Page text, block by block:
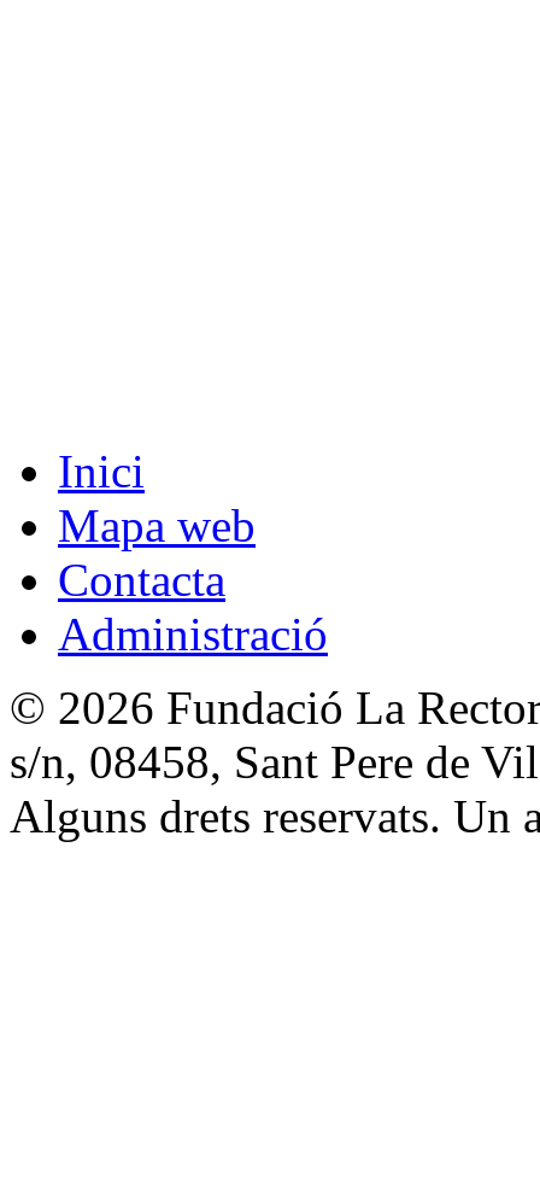
Inici
Mapa web
Contacta
Administració
© 2026 Fundació La
s/n, 08458, Sant Pere de
Alguns drets reservats. Un